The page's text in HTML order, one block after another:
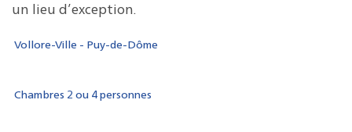
un lieu d’exception.
Vollore-Ville - Puy-de-Dôme
Chambres 2 ou 4 personnes